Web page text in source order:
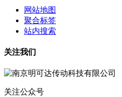
网站地图
聚合标签
站内搜索
关注我们
关注公众号